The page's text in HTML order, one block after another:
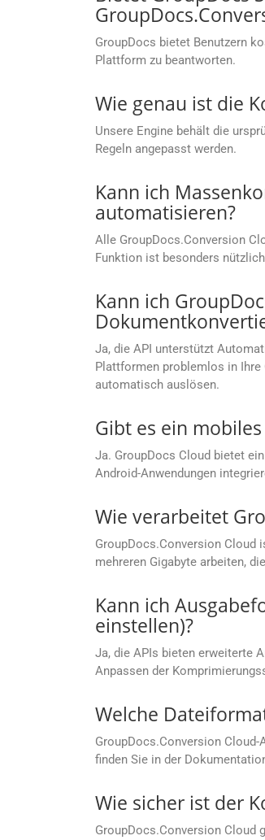
GroupDocs bietet Benutzern
Plattform zu beantworten.
Wie genau ist die
Unsere Engine behält die
Regeln angepasst werden.
Kann ich
automatisieren?
Alle GroupDocs.Conversion
Funktion ist besonders
Kann ich
Ja, die API unterstützt
Plattformen problemlos in Ihre
automatisch auslösen.
Gibt es ein
Ja. GroupDocs Cloud bietet
Android-Anwendungen
Wie verarbeitet
GroupDocs.Conversion Cloud
mehreren Gigabyte arbeiten,
Kann ich
einstellen)?
Ja, die APIs bieten erweiterte
Anpassen der
Welche
GroupDocs.Conversion
finden Sie in der
Wie sicher ist der
GroupDocs.Conversion Cloud